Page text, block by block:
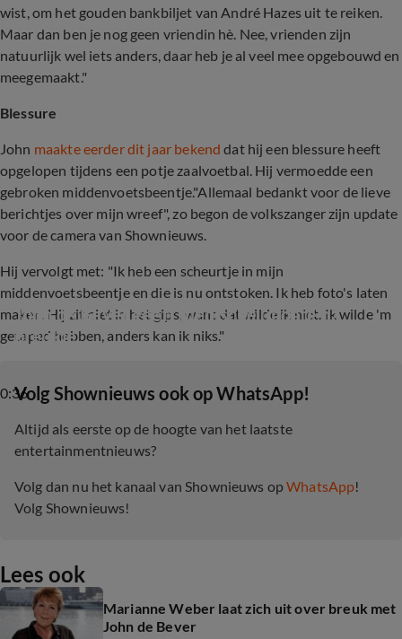
wist, om het gouden bankbiljet van André Hazes uit te reiken.
Maar dan ben je nog geen vriendin hè. Nee, vrienden zijn
natuurlijk wel iets anders, daar heb je al veel mee opgebouwd en
meegemaakt."
Blessure
John maakte eerder dit jaar bekenddat hij een blessure heeft
opgelopen tijdens een potje zaalvoetbal. Hij vermoedde een
gebroken middenvoetsbeentje."Allemaal bedankt voor de lieve
berichtjes over mijn wreef", zo begon de volkszanger zijn update
voor de camera van Shownieuws.
Hij vervolgt met: "Ik heb een scheurtje in mijn
middenvoetsbeentje en die is nu ontstoken. Ik heb foto's laten
maken. Hij zit niet in het gips, want dat wilde ik niet. Ik wilde 'm
getaped hebben, anders kan ik niks."
0:36
John de Bever geeft medische update na
breukje
‎Volg Shownieuws ook op WhatsApp!
Altijd als eerste op de hoogte van het laatste
entertainmentnieuws?
Volg dan nu het kanaal van Shownieuws opWhatsApp!
Volg Shownieuws!
Lees ook
Marianne Weber laat zich uit over breuk met
John de Bever